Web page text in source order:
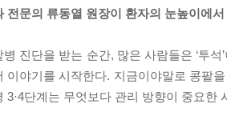
전문의 류동열 원장이 환자의 눈높이에
병 진단을 받는 순간, 많은 사람들은 ‘투
이야기를 시작한다. 지금이야말로 콩팥
3·4단계는 무엇보다 관리 방향이 중요